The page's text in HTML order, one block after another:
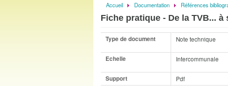
Fil
d'Ariane
Accueil Documentation Références
Fiche pratique - De la TVB...
Type de document Note technique
Echelle Intercommunale
Support
Pdf